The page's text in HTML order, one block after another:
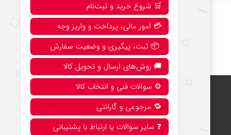
نحوه خرید از فروشگاه